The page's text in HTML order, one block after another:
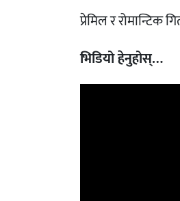
प्रेमिल र
भिडियो हेनुहोस्…